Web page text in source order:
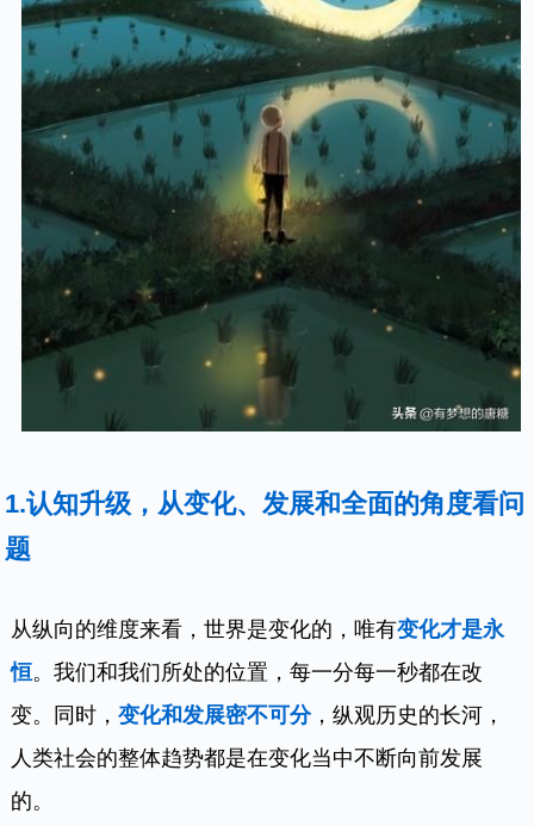
1.认知升级，从变化、发展和全面的角度看问
题
从纵向的维度来看，世界是变化的，唯有变化才是永
恒。我们和我们所处的位置，每一分每一秒都在改
变。同时，变化和发展密不可分，纵观历史的长河，
人类社会的整体趋势都是在变化当中不断向前发展
的。